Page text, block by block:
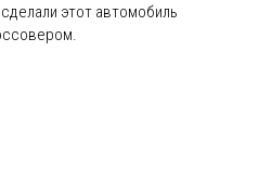
этот автомобиль